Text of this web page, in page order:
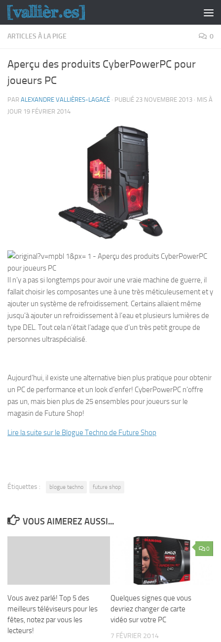
Skip to content
ARTICLES À LA PIGE 0
Aperçu des produits CyberPowerPC pour
joueurs PC
PAR ALEXANDRE VALLIÈRES-LAGACÉ · PUBLIÉ 23 NOVEMBRE 2013 · MIS À
JOUR 19 FÉVRIER 2014
Il n’y a pas si longtemps pour avoir une vraie machine de guerre, il
fallait choisir les composantes une à une très méticuleusement et y
ajouter un système de refroidissement. Certains allaient même
jusqu’à ajouter un refroidissement à l’eau et plusieurs lumières de
type DEL. Tout cela n’était l’adage que d’un très petit groupe de
personnes ultraspécialisé.
Aujourd’hui, il existe une alternative bien plus pratique pour obtenir
un PC de performance et un look d’enfer! CyberPowerPC n’offre
pas un, mais bien plus de 25 ensembles pour joueurs sur le
magasin de Future Shop!
Lire la suite sur le Blogue Techno de Future Shop
Étiquettes : blogue techno future shop
VOUS AIMEREZ AUSSI...
Vous avez parlé! Top 5 des
meilleurs téléviseurs pour les
fêtes, notez par vous les
lecteurs!
0
Quelques signes que vous
devriez changer de carte
vidéo sur votre PC
7 FÉVRIER 2014